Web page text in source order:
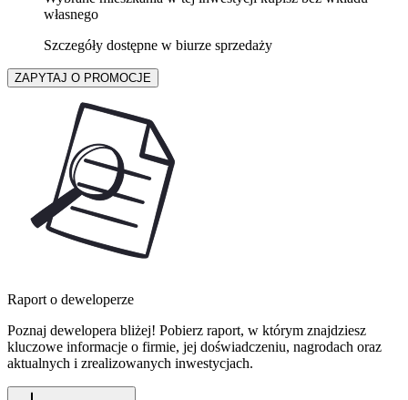
własnego
Szczegóły dostępne w biurze sprzedaży
ZAPYTAJ O PROMOCJE
Raport o deweloperze
Poznaj dewelopera bliżej! Pobierz raport, w którym znajdziesz
kluczowe informacje o firmie, jej doświadczeniu, nagrodach oraz
aktualnych i zrealizowanych inwestycjach.